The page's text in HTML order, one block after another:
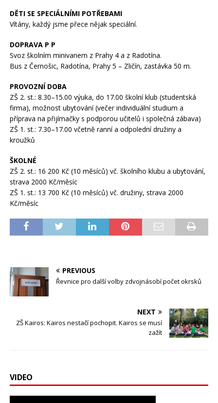
DĚTI SE SPECIÁLNÍMI POTŘEBAMI
Vítány, každý jsme přece nějak speciální.
DOPRAVA P P
Svoz školním minivanem z Prahy 4 a z Radotína.
Bus z Černošic, Radotína, Prahy 5 – Zličín, zastávka 50 m.
PROVOZNÍ DOBA
ZŠ 2. st.: 8.30–15.00 výuka, do 17.00 školní klub (studentská
firma), možnost ubytování (večer individuální studium a
příprava na přijímačky s podporou učitelů i společná zábava)
ZŠ 1. st.: 7.30–17.00 včetně ranní a odpolední družiny a
kroužků
ŠKOLNÉ
ZŠ 2. st.: 16 200 Kč (10 měsíců) vč. školního klubu a ubytování,
strava 2000 Kč/měsíc
ZŠ 1. st.: 13 700 Kč (10 měsíců) vč. družiny, strava 2000
Kč/měsíc
PREVIOUS
Řevnice pro další volby zdvojnásobí počet okrsků
NEXT
ZŠ Kairos: Kairos nestačí pochopit. Kairos se musí
zažít
VIDEO